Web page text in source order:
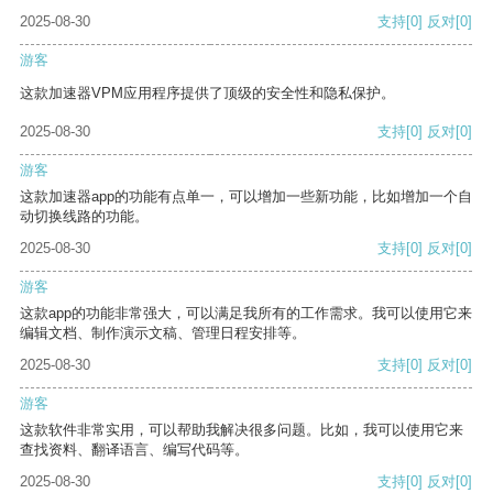
2025-08-30
支持[0] 反对[0]
游客
这款加速器VPM应用程序提供了顶级的安全性和隐私保护。
2025-08-30 支持[0] 反对[0]
游客
这款加速器app的功能有点单一，可以增加一些新功能，比如增加一个自
动切换线路的功能。
2025-08-30
支持[0] 反对[0]
游客
这款app的功能非常强大，可以满足我所有的工作需求。我可以使用它来
编辑文档、制作演示文稿、管理日程安排等。
2025-08-30
支持[0] 反对[0]
游客
这款软件非常实用，可以帮助我解决很多问题。比如，我可以使用它来
查找资料、翻译语言、编写代码等。
2025-08-30
支持[0] 反对[0]